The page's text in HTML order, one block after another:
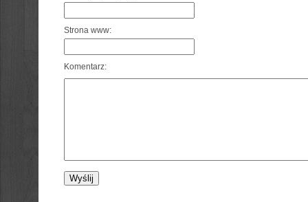
Strona www:
Komentarz: